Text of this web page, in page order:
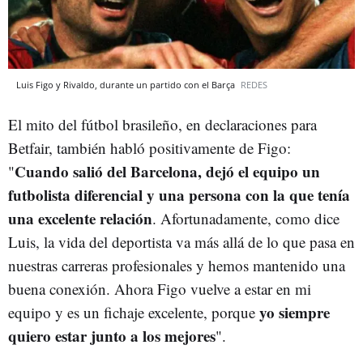
Luis Figo y Rivaldo, durante un partido con el Barça REDES
El mito del fútbol brasileño, en declaraciones para
Betfair, también habló positivamente de Figo:
"Cuando salió del Barcelona, dejó el equipo un
futbolista diferencial y una persona con la que tenía
una excelente relación. Afortunadamente, como dice
Luis, la vida del deportista va más allá de lo que pasa en
nuestras carreras profesionales y hemos mantenido una
buena conexión. Ahora Figo vuelve a estar en mi
equipo y es un fichaje excelente, porque yo siempre
quiero estar junto a los mejores".